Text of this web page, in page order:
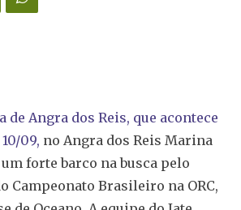
de Angra dos Reis, que acontece
09, no Angra dos Reis Marina
forte barco na busca pelo
Campeonato Brasileiro na ORC,